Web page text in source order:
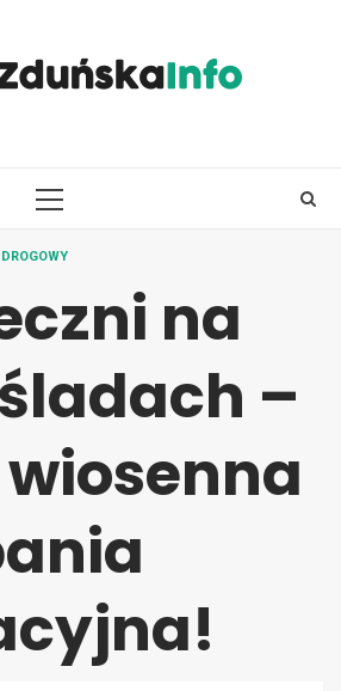
PRIMARY
na
–